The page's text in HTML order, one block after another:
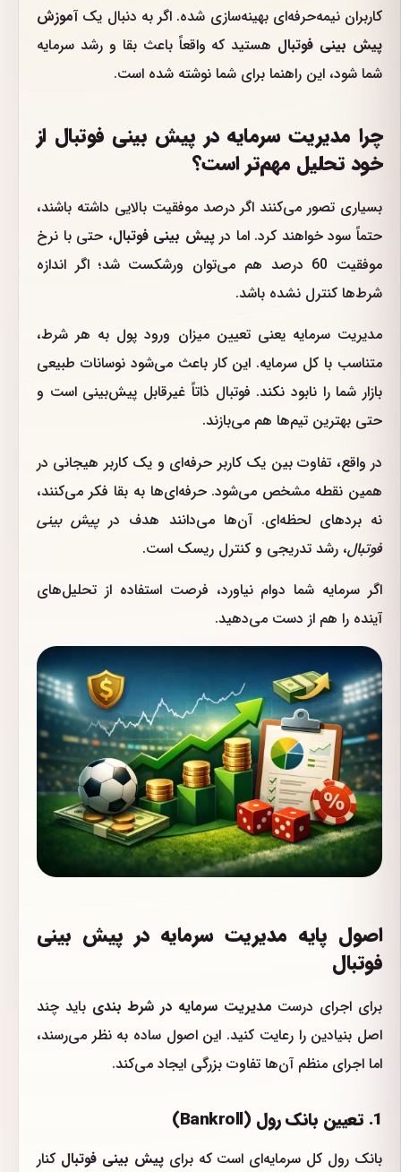
کاربران نیمه‌حرفه‌ای بهینه‌سازی شده. اگر به دنبال یکآموزش
پیش بینی فوتبال هستید که واقعاً باعث بقا و رشد سرمایه
شما شود، این راهنما برای شما نوشته شده است.
چرا مدیریت سرمایه در پیش بینی فوتبال از
خود تحلیل مهم‌تر است؟
بسیاری تصور می‌کنند اگر درصد موفقیت بالایی داشته باشند،
حتماً سود خواهند کرد. اما درپیش بینی فوتبال، حتی با نرخ
موفقیت 60 درصد هم می‌توان ورشکست شد؛ اگر اندازه
شرط‌ها کنترل نشده باشد.
مدیریت سرمایه یعنی تعیین میزان ورود پول به هر شرط،
متناسب با کل سرمایه. این کار باعث می‌شود نوسانات طبیعی
بازار شما را نابود نکند. فوتبال ذاتاً غیرقابل پیش‌بینی است و
حتی بهترین تیم‌ها هم می‌بازند.
در واقع، تفاوت بین یک کاربر حرفه‌ای و یک کاربر هیجانی در
همین نقطه مشخص می‌شود. حرفه‌ای‌ها به بقا فکر می‌کنند،
نه بردهای لحظه‌ای. آن‌ها می‌دانند هدف در پیش بینی
فوتبال، رشد تدریجی و کنترل ریسک است.
اگر سرمایه شما دوام نیاورد، فرصت استفاده از تحلیل‌های
آینده را هم از دست می‌دهید.
اصول پایه مدیریت سرمایه در پیش بینی
فوتبال
برای اجرای درست مدیریت سرمایه در شرط بندی باید چند
اصل بنیادین را رعایت کنید. این اصول ساده به نظر می‌رسند،
اما اجرای منظم آن‌ها تفاوت بزرگی ایجاد می‌کند.
1. تعیین بانک رول (Bankroll)
بانک رول کل سرمایه‌ای است که برایپیش بینی فوتبال کنار